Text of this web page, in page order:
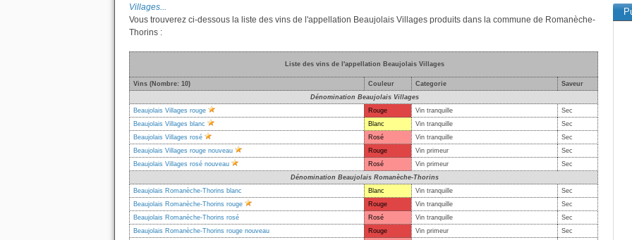
Villages...
Vous trouverez ci-dessous la liste des vins de l'appellation Beaujolais Villages produits dans la commune de Romanèche-
Thorins :
Liste des vins de l'appellation Beaujolais Villages
Vins (Nombre: 10) Couleur Categorie
Saveur
Dénomination Beaujolais Villages
Beaujolais Villages rouge
Rouge Vin tranquille
Sec
Beaujolais Villages blanc
Blanc Vin tranquille
Sec
Beaujolais Villages rosé
Rosé Vin tranquille
Sec
Beaujolais Villages rouge nouveau
Rouge Vin primeur
Sec
Beaujolais Villages rosé nouveau
Rosé Vin primeur
Sec
Dénomination Beaujolais Romanèche-Thorins
Beaujolais Romanèche-Thorins blanc
Blanc Vin tranquille
Sec
Beaujolais Romanèche-Thorins rouge
Rouge Vin tranquille
Sec
Beaujolais Romanèche-Thorins rosé
Rosé Vin tranquille
Sec
Beaujolais Romanèche-Thorins rouge nouveau
Rouge Vin primeur
Sec